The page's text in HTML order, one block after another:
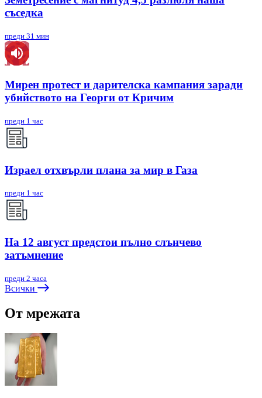
съседка
преди 31 мин
Мирен протест и дарителска кампания заради
убийството на Георги от Кричим
преди 1 час
Израел отхвърли плана за мир в Газа
преди 1 час
На 12 август предстои пълно слънчево
затъмнение
преди 2 часа
Всички
От мрежата